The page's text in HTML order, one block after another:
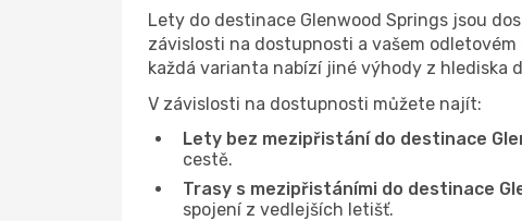
Lety do destinace Glenwood Springs jsou
závislosti na dostupnosti a vašem
každá varianta nabízí jiné výhody z hlediska
V závislosti na dostupnosti můžete najít:
Lety bez mezipřistání do destinace
cestě.
Trasy s mezipřistáními do destinace
spojení z vedlejších letišť.